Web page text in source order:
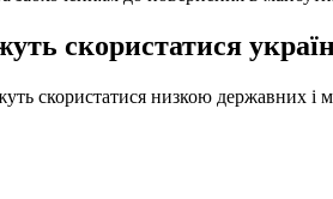
скористатися
скористатися низкою